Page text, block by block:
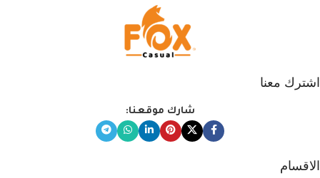
اشترك معنا
شارك موقعنا:
الاقسام